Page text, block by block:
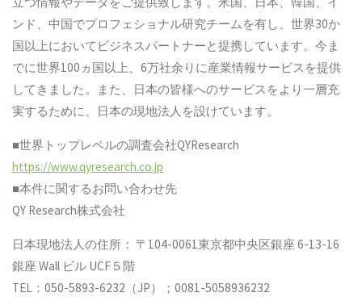
ンド、中国でプロフェショナル研究チームを有し、世界30か
国以上においてビジネスパートナーと提携しています。今ま
でに世界100ヵ国以上、6万社余りに産業情報サービスを提供
してきました。また、日本の皆様へのサービスをより一層充
実するために、日本の現地法人を設けています。
■世界トップレベルの調査会社QYResearch
https://www.qyresearch.co.jp
■本件に関するお問い合わせ先
QY Research株式会社
日本現地法人の住所： 〒104-0061東京都中央区銀座 6-13-16
銀座 Wall ビル UCF５階
TEL：050-5893-6232（JP）；0081-5058936232